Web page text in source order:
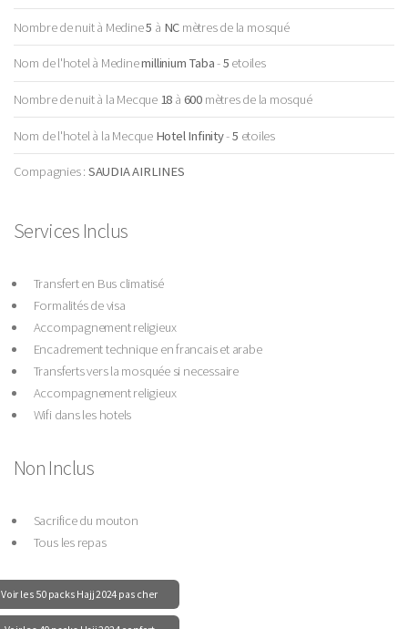
Nombre de nuit à Medine5 à NC mètres de la mosqué
Nom de l'hotel à Medinemillinium Taba-5 etoiles
Nombre de nuit à la Mecque 18 à 600mètres de la mosqué
Nom de l'hotel à la Mecque Hotel Infinity-5 etoiles
Compagnies : SAUDIA AIRLINES
Services Inclus
Transfert en Bus climatisé
Formalités de visa
Accompagnement religieux
Encadrement technique en francais et arabe
Transferts vers la mosquée si necessaire
Accompagnement religieux
Wifi dans les hotels
Non Inclus
Sacrifice du mouton
Tous les repas
Voir les 50 packs Hajj 2024 pas cher